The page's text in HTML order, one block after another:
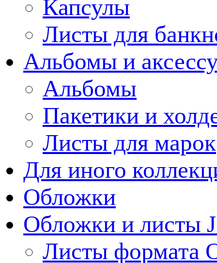
Капсулы
Листы для
Альбомы и
Альбомы
Пакетики и
Листы для марок
Для иного
Обложки
Обложки и листы
Листы формата